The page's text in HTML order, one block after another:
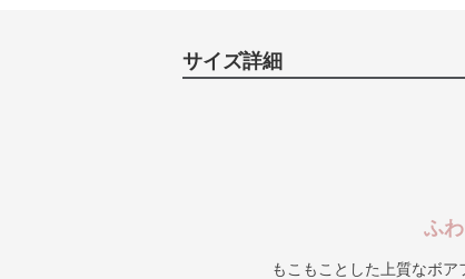
サイズ詳細
ふ
もこもことした上質なボ